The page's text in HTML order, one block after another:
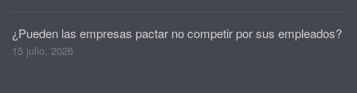
¿Pueden las empresas pactar no competir por sus empleados?
15 julio, 2026